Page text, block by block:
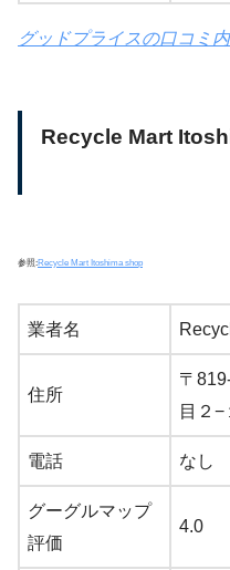
グッドプライスの口コミ
Recycle Mart
参照:Recycle Mart Itoshima shop
業者名
住所
〒
目２−
電話 なし
グーグルマップ
評価
4.0